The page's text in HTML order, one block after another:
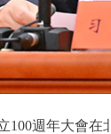
100週年大會